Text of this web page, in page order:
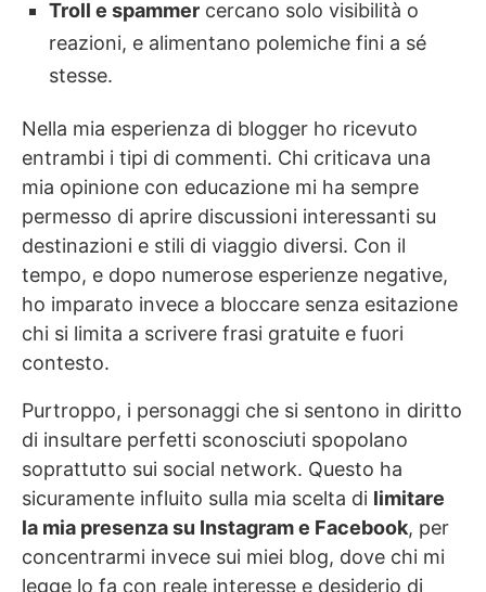
Troll e spammer cercano solo visibilità o
reazioni, e alimentano polemiche fini a sé
stesse.
Nella mia esperienza di blogger ho ricevuto
entrambi i tipi di commenti. Chi criticava una
mia opinione con educazione mi ha sempre
permesso di aprire discussioni interessanti su
destinazioni e stili di viaggio diversi. Con il
tempo, e dopo numerose esperienze negative,
ho imparato invece a bloccare senza esitazione
chi si limita a scrivere frasi gratuite e fuori
contesto.
Purtroppo, i personaggi che si sentono in diritto
di insultare perfetti sconosciuti spopolano
soprattutto sui social network. Questo ha
sicuramente influito sulla mia scelta di limitare
la mia presenza su Instagram e Facebook, per
concentrarmi invece sui miei blog, dove chi mi
legge lo fa con reale interesse e desiderio di